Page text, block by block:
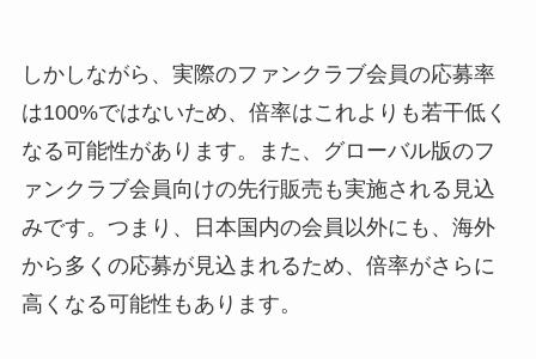
しかしながら、実際のファンクラブ会員の応募率
は100%ではないため、倍率はこれよりも若干低く
なる可能性があります。また、グローバル版のフ
ァンクラブ会員向けの先行販売も実施される見込
みです。つまり、日本国内の会員以外にも、海外
から多くの応募が見込まれるため、倍率がさらに
高くなる可能性もあります。